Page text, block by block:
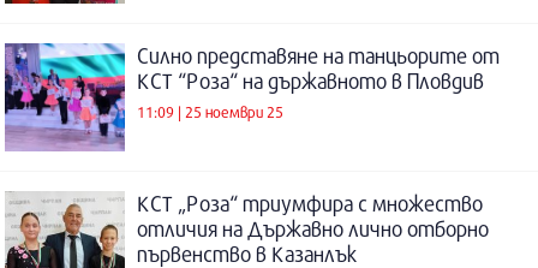
Силно представяне на танцьорите от
КСТ “Роза“ на държавното в Пловдив
11:09 | 25 ноември 25
КСТ „Роза“ триумфира с множество
отличия на Държавно лично отборно
първенство в Казанлък